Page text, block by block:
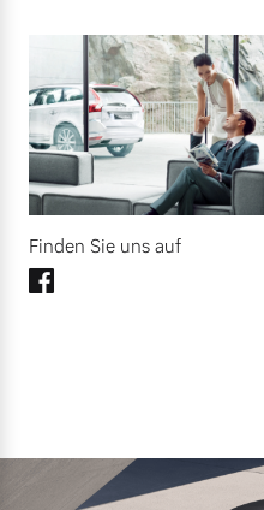
Finden Sie uns auf